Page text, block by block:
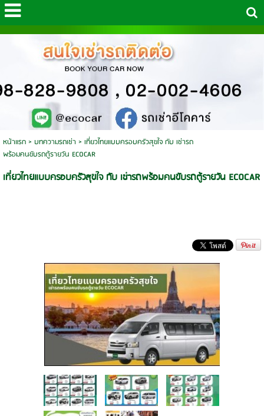
หน้าแรก> บทความรถเช่า > เที่ยวไทยแบบครอบครัวสุขใจ กับ เช่ารถ
พร้อมคนขับรถตู้รายวัน ECOCAR
เที่ยวไทยแบบครอบครัวสุขใจ กับ เช่ารถพร้อมคนขับรถตู้รายวัน ECOCAR